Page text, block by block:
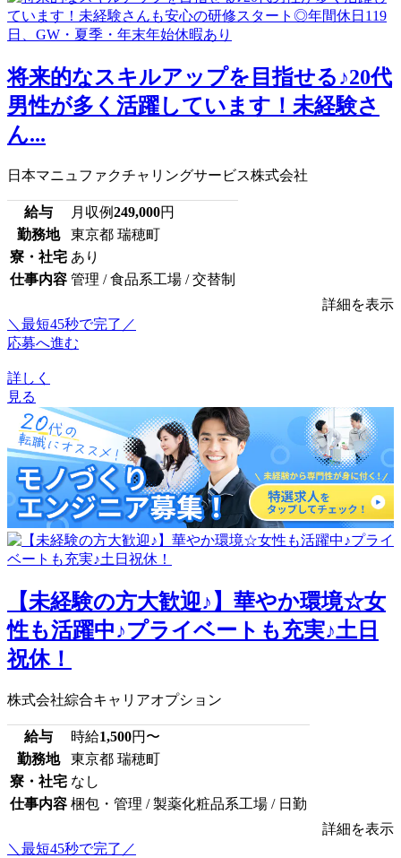
将来的なスキルアップを目指せる♪20代
男性が多く活躍しています！未経験さ
ん...
日本マニュファクチャリングサービス株式会社
給与 月収例249,000円
勤務地
東京都 瑞穂町
寮・社宅 あり
仕事内容 管理 / 食品系工場 / 交替制
詳細を表示
＼最短45秒で完了／
応募へ進む
詳しく
見る
【未経験の方大歓迎♪】華やか環境☆女
性も活躍中♪プライベートも充実♪土日
祝休！
株式会社綜合キャリアオプション
給与 時給1,500円〜
勤務地
東京都 瑞穂町
寮・社宅 なし
仕事内容 梱包・管理 / 製薬化粧品系工場 / 日勤
詳細を表示
＼最短45秒で完了／